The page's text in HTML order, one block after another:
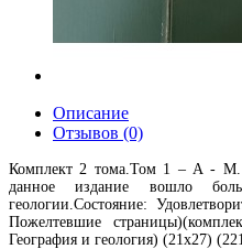
Описание
Отзывов (0)
Комплект 2 тома.Том 1 – А -
данное издание вошло
геологии.Состояние:
Пожелтевшие
География и геология) (21х27)